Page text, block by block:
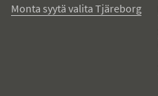
Monta syytä valita Tjäreborg